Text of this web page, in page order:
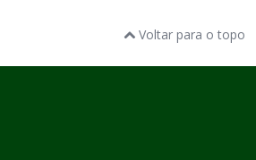
Voltar para o topo